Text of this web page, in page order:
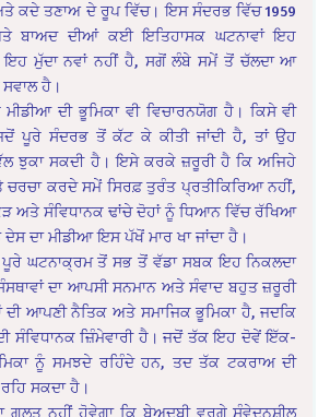
ਕਦੇ ਤਣਾਅ ਦੇ ਰੂਪ ਵਿੱਚ। ਇਸ ਸੰਦਰਭ ਵਿੱਚ 1959
ਬਾਅਦ ਦੀਆਂ ਕਈ ਇਤਿਹਾਸਕ ਘਟਨਾਵਾਂ ਇਹ
ਇਹ ਮੁੱਦਾ ਨਵਾਂ ਨਹੀਂ ਹੈ, ਸਗੋਂ ਲੰਬੇ ਸਮੇਂ ਤੋਂ ਚੱਲਦਾ ਆ
ਹੈ।
ਦੀ ਭੂਮਿਕਾ ਵੀ ਵਿਚਾਰਨਯੋਗ ਹੈ। ਕਿਸੇ ਵੀ
ਪੂਰੇ ਸੰਦਰਭ ਤੋਂ ਕੱਟ ਕੇ ਕੀਤੀ ਜਾਂਦੀ ਹੈ, ਤਾਂ ਉਹ
ਝੁਕਾ ਸਕਦੀ ਹੈ। ਇਸੇ ਕਰਕੇ ਜ਼ਰੂਰੀ ਹੈ ਕਿ ਅਜਿਹੇ
ਚਰਚਾ ਕਰਦੇ ਸਮੇਂ ਸਿਰਫ਼ ਤੁਰੰਤ ਪ੍ਰਤੀਕਿਰਿਆ ਨਹੀਂ,
ਅਤੇ ਸੰਵਿਧਾਨਕ ਢਾਂਚੇ ਦੋਹਾਂ ਨੂੰ ਧਿਆਨ ਵਿੱਚ ਰੱਖਿਆ
ਦਾ ਮੀਡੀਆ ਇਸ ਪੱਖੋਂ ਮਾਰ ਖਾ ਜਾਂਦਾ ਹੈ।
ਘਟਨਾਕ੍ਰਮ ਤੋਂ ਸਭ ਤੋਂ ਵੱਡਾ ਸਬਕ ਇਹ ਨਿਕਲਦਾ
ਦਾ ਆਪਸੀ ਸਨਮਾਨ ਅਤੇ ਸੰਵਾਦ ਬਹੁਤ ਜ਼ਰੂਰੀ
ਦੀ ਆਪਣੀ ਨੈਤਿਕ ਅਤੇ ਸਮਾਜਿਕ ਭੂਮਿਕਾ ਹੈ, ਜਦਕਿ
ਦੀ ਸੰਵਿਧਾਨਕ ਜ਼ਿੰਮੇਵਾਰੀ ਹੈ। ਜਦੋਂ ਤੱਕ ਇਹ ਦੋਵੇਂ ਇੱਕ-
ਨੂੰ ਸਮਝਦੇ ਰਹਿੰਦੇ ਹਨ, ਤਦ ਤੱਕ ਟਕਰਾਅ ਦੀ
ਸਕਦਾ ਹੈ।
ਗਲਤ ਨਹੀਂ ਹੋਵੇਗਾ ਕਿ ਬੇਅਦਬੀ ਵਰਗੇ ਸੰਵੇਦਨਸ਼ੀਲ